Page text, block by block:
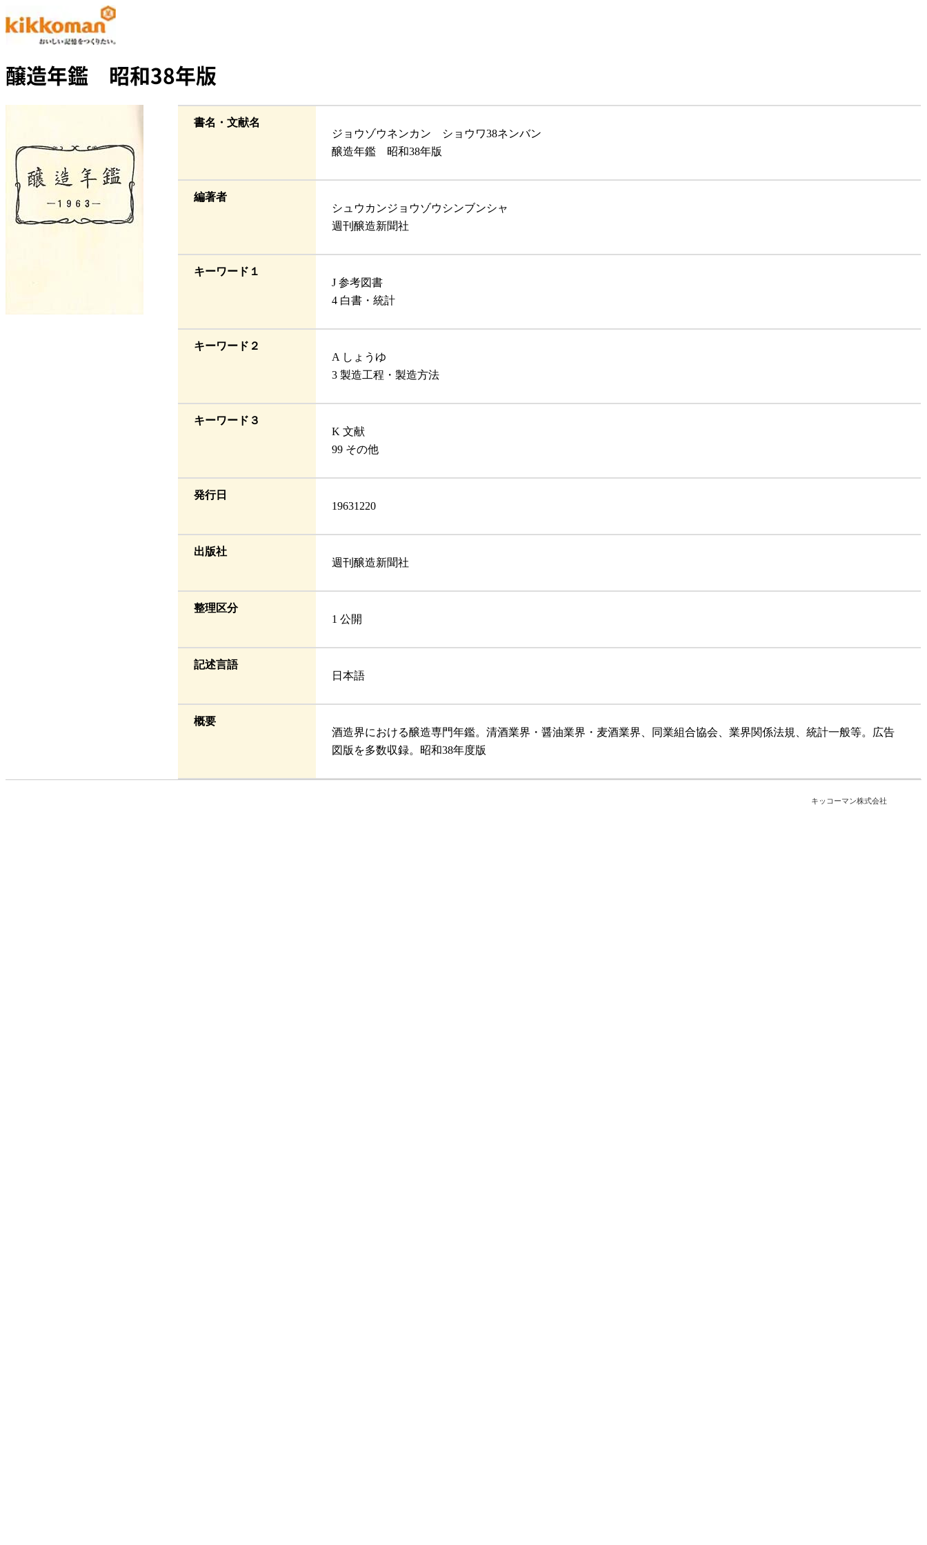
醸造年鑑 昭和38年版
書名・文献名
ジョウゾウネンカン ショウワ38ネンバン
醸造年鑑 昭和38年版
編著者
シュウカンジョウゾウシンブンシャ
週刊醸造新聞社
キーワード１
J 参考図書
4 白書・統計
キーワード２
A しょうゆ
3 製造工程・製造方法
キーワード３
K 文献
99 その他
発行日
19631220
出版社
週刊醸造新聞社
整理区分
1 公開
記述言語
日本語
概要
酒造界における醸造専門年鑑。清酒業界・醤油業界・麦酒業界、同業組合協会、業界関係法規、統計一般等。広告
図版を多数収録。昭和38年度版
キッコーマン株式会社